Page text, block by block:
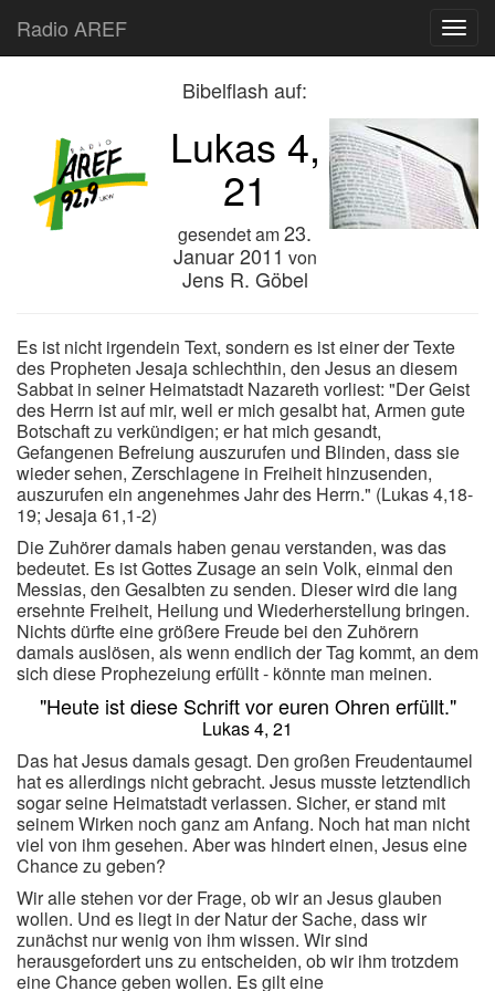
Radio AREF
Bibelflash auf:
Lukas 4,
21
gesendet am23.
Januar 2011 von
Jens R. Göbel
Es ist nicht irgendein Text, sondern es ist einer der Texte
des Propheten Jesaja schlechthin, den Jesus an diesem
Sabbat in seiner Heimatstadt Nazareth vorliest: "Der Geist
des Herrn ist auf mir, weil er mich gesalbt hat, Armen gute
Botschaft zu verkündigen; er hat mich gesandt,
Gefangenen Befreiung auszurufen und Blinden, dass sie
wieder sehen, Zerschlagene in Freiheit hinzusenden,
auszurufen ein angenehmes Jahr des Herrn." (Lukas 4,18-
19; Jesaja 61,1-2)
Die Zuhörer damals haben genau verstanden, was das
bedeutet. Es ist Gottes Zusage an sein Volk, einmal den
Messias, den Gesalbten zu senden. Dieser wird die lang
ersehnte Freiheit, Heilung und Wiederherstellung bringen.
Nichts dürfte eine größere Freude bei den Zuhörern
damals auslösen, als wenn endlich der Tag kommt, an dem
sich diese Prophezeiung erfüllt - könnte man meinen.
"Heute ist diese Schrift vor euren Ohren erfüllt."
Lukas 4, 21
Das hat Jesus damals gesagt. Den großen Freudentaumel
hat es allerdings nicht gebracht. Jesus musste letztendlich
sogar seine Heimatstadt verlassen. Sicher, er stand mit
seinem Wirken noch ganz am Anfang. Noch hat man nicht
viel von ihm gesehen. Aber was hindert einen, Jesus eine
Chance zu geben?
Wir alle stehen vor der Frage, ob wir an Jesus glauben
wollen. Und es liegt in der Natur der Sache, dass wir
zunächst nur wenig von ihm wissen. Wir sind
herausgefordert uns zu entscheiden, ob wir ihm trotzdem
eine Chance geben wollen. Es gilt eine